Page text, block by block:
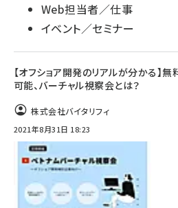
Web担当者／仕事
イベント／セミナー
【オフショア開発のリアルが分かる】
可能、バーチャル視察会とは？
株式会社バイタリフィ
2021年8月31日 18:23